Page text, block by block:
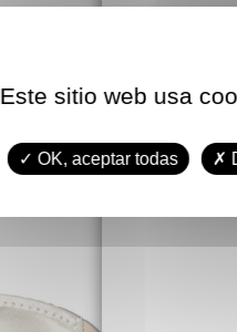
Este sitio web usa
OK, aceptar todas